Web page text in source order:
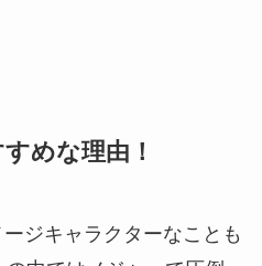
めな理由！
ジキャラクターなことも